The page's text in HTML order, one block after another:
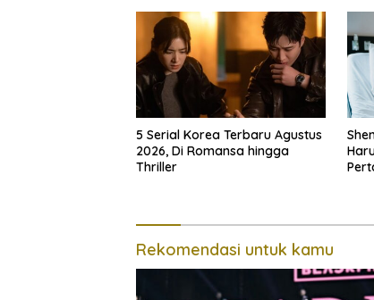
5 Serial Korea Terbaru Agustus
2026, Di Romansa hingga
Thriller
Rekomendasi untuk kamu